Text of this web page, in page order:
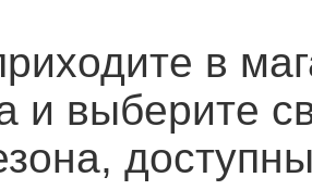
в
и выберите